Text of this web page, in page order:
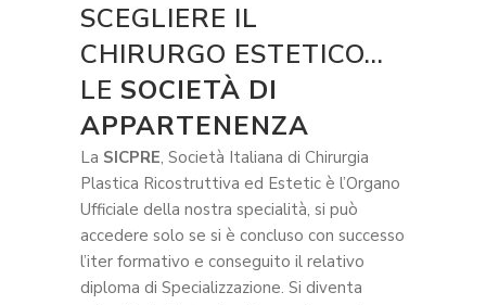
SCEGLIERE IL
CHIRURGO ESTETICO…
LE SOCIETÀ DI
APPARTENENZA
La SICPRE, Società Italiana di Chirurgia
Plastica Ricostruttiva ed Estetic è l’Organo
Ufficiale della nostra specialità, si può
accedere solo se si è concluso con successo
l’iter formativo e conseguito il relativo
diploma di Specializzazione. Si diventa